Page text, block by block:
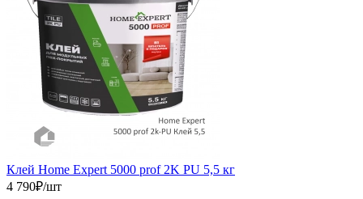
Клей Home Expert 5000 prof 2K PU 5,5 кг
4 790₽/шт